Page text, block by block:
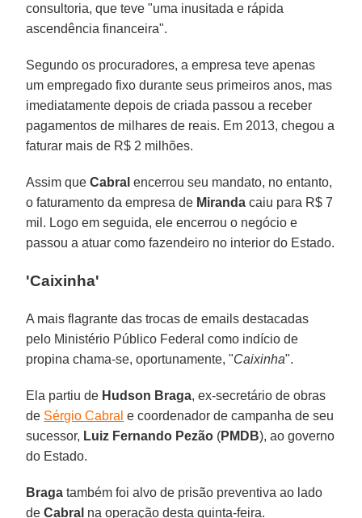
consultoria, que teve "uma inusitada e rápida
ascendência financeira".
Segundo os procuradores, a empresa teve apenas
um empregado fixo durante seus primeiros anos, mas
imediatamente depois de criada passou a receber
pagamentos de milhares de reais. Em 2013, chegou a
faturar mais de R$ 2 milhões.
Assim queCabral encerrou seu mandato, no entanto,
o faturamento da empresa de Miranda caiu para R$ 7
mil. Logo em seguida, ele encerrou o negócio e
passou a atuar como fazendeiro no interior do Estado.
'Caixinha'
A mais flagrante das trocas de emails destacadas
pelo Ministério Público Federal como indício de
propina chama-se, oportunamente, "Caixinha".
Ela partiu de Hudson Braga, ex-secretário de obras
de Sérgio Cabral e coordenador de campanha de seu
sucessor, Luiz Fernando Pezão (PMDB), ao governo
do Estado.
Braga também foi alvo de prisão preventiva ao lado
deCabral na operação desta quinta-feira.